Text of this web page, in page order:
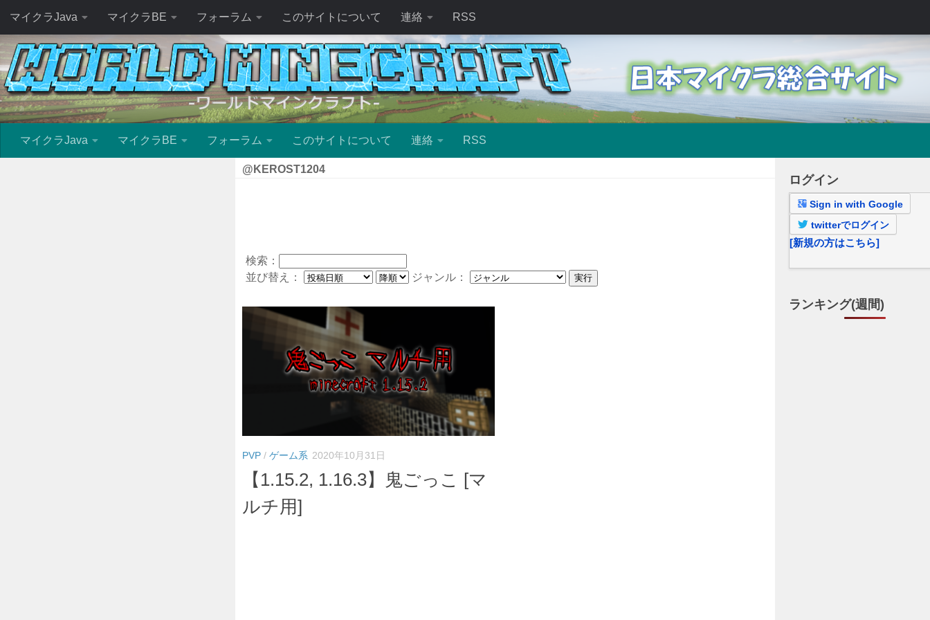
マイクラJava マイクラBE フォーラム このサイトについて 連絡 RSS
マイクラJava マイクラBE フォーラム このサイトについて 連絡 RSS
@KEROST1204
検索：
並び替え：
ジャンル：
PVP / ゲーム系 2020年10月31日
【1.15.2, 1.16.3】鬼ごっこ [マ
ルチ用]
ログイン
Sign in with Google
twitterでログイン
[新規の方はこちら]
ランキング(週間)